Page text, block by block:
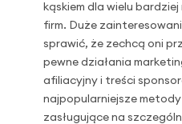
kąskiem dla wielu
firm. Duże
sprawić, że zechcą oni
pewne działania
afiliacyjny i treści
najpopularniejsze
zasługujące na